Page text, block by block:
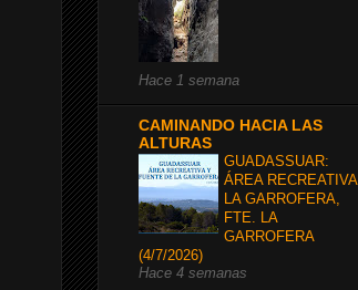
Hace 1 semana
CAMINANDO HACIA LAS
ALTURAS
GUADASSUAR:
ÁREA RECREATIVA
LA GARROFERA,
FTE. LA
GARROFERA
(4/7/2026)
Hace 4 semanas